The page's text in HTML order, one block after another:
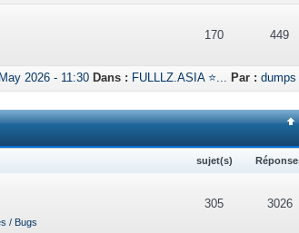
170 449
2026 - 11:30 Dans : FULLLZ.ASIA ⭐... Par : dumps
sujet(s)
/ Bugs
305 3026